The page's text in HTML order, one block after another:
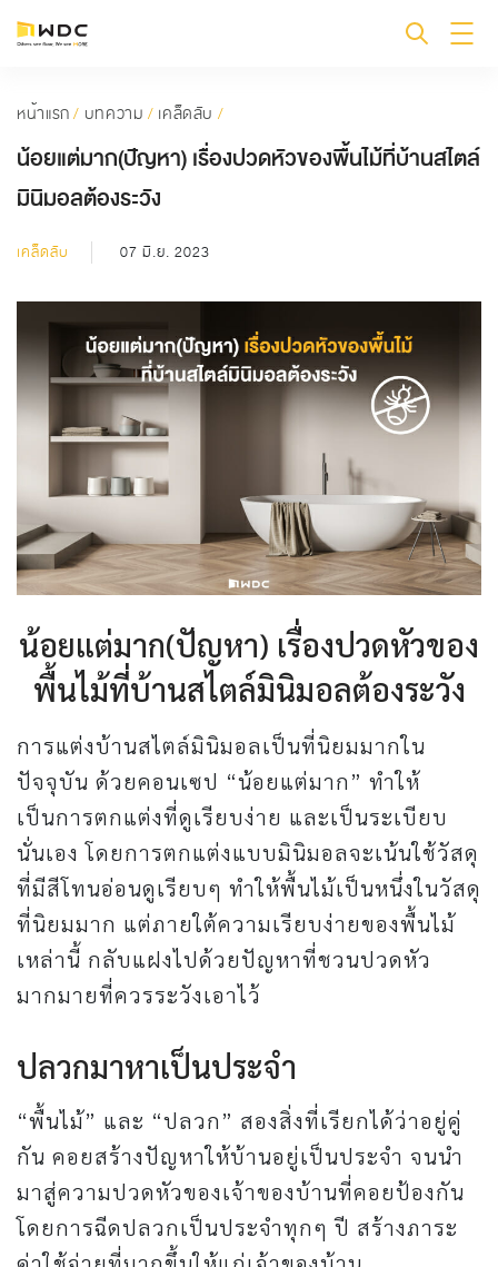
หน้าแรก/ บทความ / เคล็ดลับ /
น้อยแต่มาก(ปัญหา) เรื่องปวดหัวของพื้นไม้ที่บ้านสไตล์
มินิมอลต้องระวัง
เคล็ดลับ 07 มิ.ย. 2023
น้อยแต่มาก(ปัญหา) เรื่องปวดหัวของ
พื้นไม้ที่บ้านสไตล์มินิมอลต้องระวัง
การแต่งบ้านสไตล์มินิมอลเป็นที่นิยมมากใน
ปัจจุบัน ด้วยคอนเซป “น้อยแต่มาก” ทำให้
เป็นการตกแต่งที่ดูเรียบง่าย และเป็นระเบียบ
นั่นเอง โดยการตกแต่งแบบมินิมอลจะเน้นใช้วัสดุ
ที่มีสีโทนอ่อนดูเรียบๆ ทำให้พื้นไม้เป็นหนึ่งในวัสดุ
ที่นิยมมาก แต่ภายใต้ความเรียบง่ายของพื้นไม้
เหล่านี้ กลับแฝงไปด้วยปัญหาที่ชวนปวดหัว
มากมายที่ควรระวังเอาไว้
ปลวกมาหาเป็นประจำ
“พื้นไม้” และ “ปลวก” สองสิ่งที่เรียกได้ว่าอยู่คู่
กัน คอยสร้างปัญหาให้บ้านอยู่เป็นประจำ จนนำ
มาสู่ความปวดหัวของเจ้าของบ้านที่คอยป้องกัน
โดยการฉีดปลวกเป็นประจำทุกๆ ปี สร้างภาระ